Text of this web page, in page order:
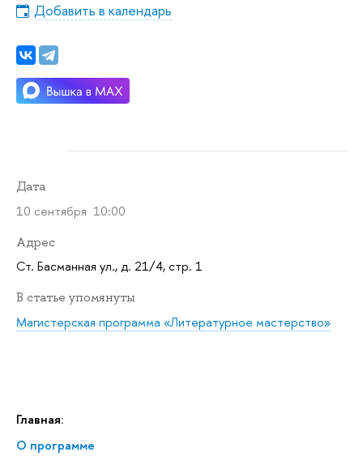
Главная:
О программе
Добавить в календарь
Дата
10 сентября 10:00
Адрес
Ст. Басманная ул., д. 21/4, стр. 1
В статье упомянуты
Магистерская программа «Литературное мастерство»